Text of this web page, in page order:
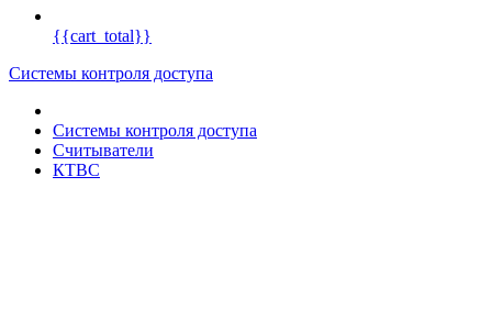
{{cart_total}}
Системы контроля доступа
Системы контроля доступа
Считыватели
КТВС